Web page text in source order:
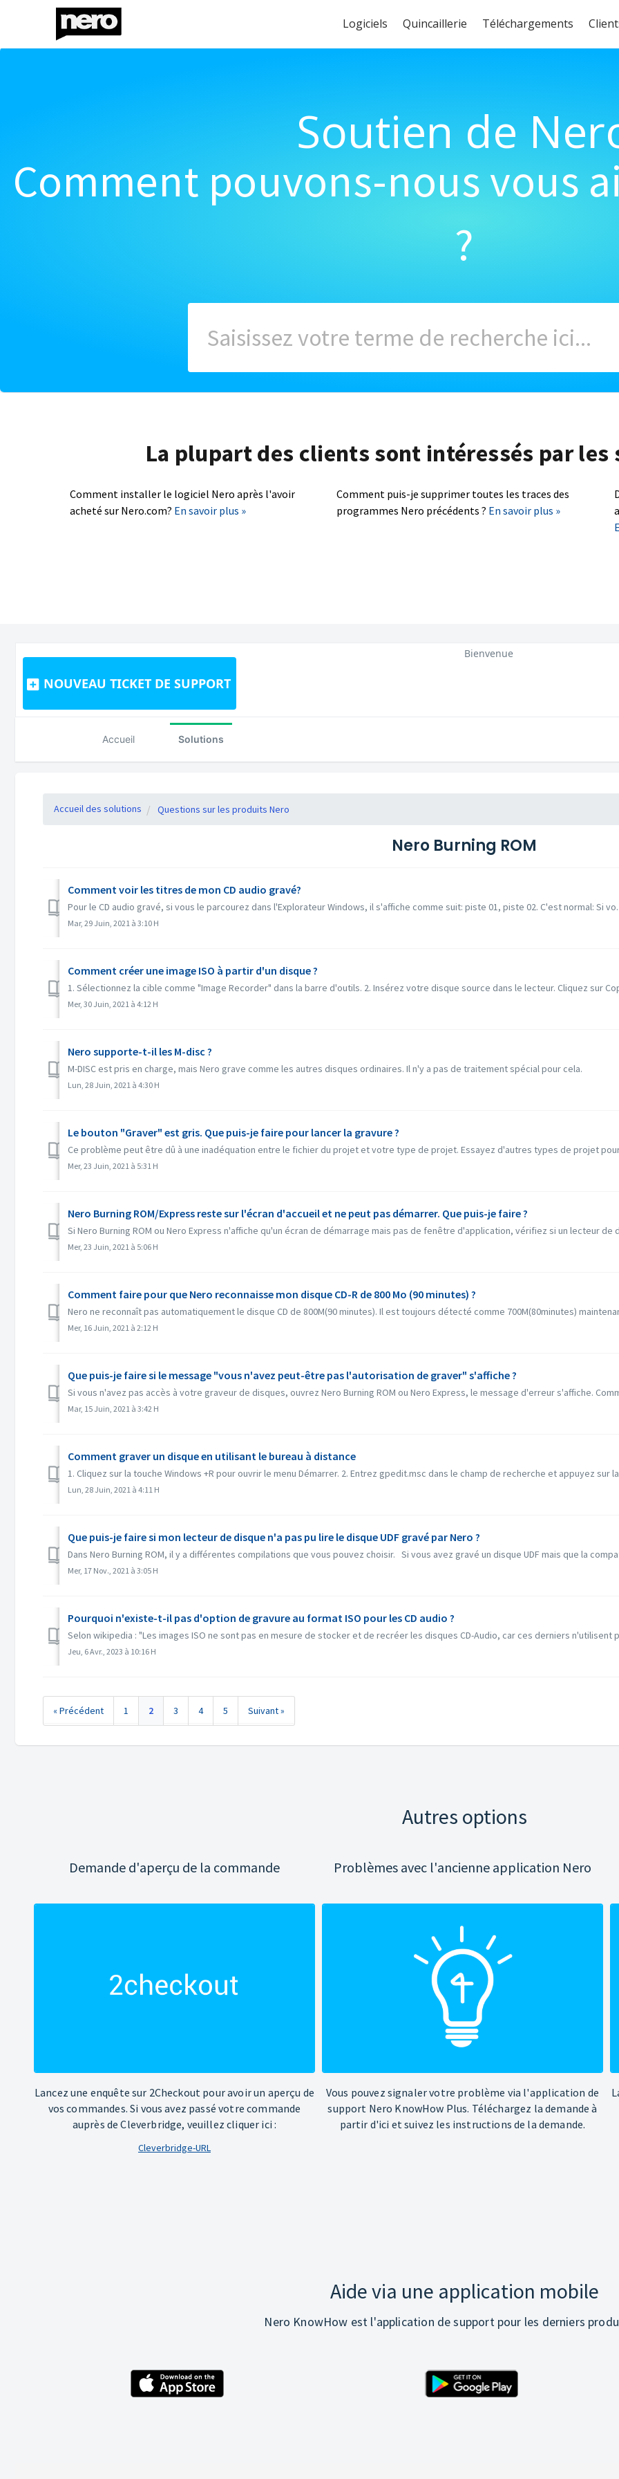
Logiciels Quincaillerie Téléchargements
Soutien de
Comment pouvons-nous vous
?
La plupart des clients sont intéressés par
Comment installer le logiciel Nero après l'avoir
acheté sur Nero.com? En savoir plus »
Comment puis-je supprimer toutes les traces des
programmes Nero précédents ? En savoir plus »
NOUVEAU TICKET DE SUPPORT
Bienvenue
Accueil Solutions
Accueil des solutions Questions sur les produits Nero
Nero Burning ROM
Comment voir les titres de mon CD audio gravé?
Pour le CD audio gravé, si vous le parcourez dans l'Explorateur Windows, il s'affiche comme suit: piste 01, piste 02. C'est normal: Si
Mar, 29 Juin, 2021 à 3:10 H
Comment créer une image ISO à partir d'un disque ?
1. Sélectionnez la cible comme "Image Recorder" dans la barre d'outils. 2. Insérez votre disque source dans le lecteur. Cliquez sur
Mer, 30 Juin, 2021 à 4:12 H
Nero supporte-t-il les M-disc ?
M-DISC est pris en charge, mais Nero grave comme les autres disques ordinaires. Il n'y a pas de traitement spécial pour cela.
Lun, 28 Juin, 2021 à 4:30 H
Le bouton "Graver" est gris. Que puis-je faire pour lancer la gravure ?
Ce problème peut être dû à une inadéquation entre le fichier du projet et votre type de projet. Essayez d'autres types de projet
Mer, 23 Juin, 2021 à 5:31 H
Nero Burning ROM/Express reste sur l'écran d'accueil et ne peut pas démarrer. Que puis-je faire ?
Si Nero Burning ROM ou Nero Express n'affiche qu'un écran de démarrage mais pas de fenêtre d'application, vérifiez si un lecteur de
Mer, 23 Juin, 2021 à 5:06 H
Comment faire pour que Nero reconnaisse mon disque CD-R de 800 Mo (90 minutes) ?
Nero ne reconnaît pas automatiquement le disque CD de 800M(90 minutes). Il est toujours détecté comme 700M(80minutes)
Mer, 16 Juin, 2021 à 2:12 H
Que puis-je faire si le message "vous n'avez peut-être pas l'autorisation de graver" s'affiche ?
Si vous n'avez pas accès à votre graveur de disques, ouvrez Nero Burning ROM ou Nero Express, le message d'erreur s'affiche.
Mar, 15 Juin, 2021 à 3:42 H
Comment graver un disque en utilisant le bureau à distance
1. Cliquez sur la touche Windows +R pour ouvrir le menu Démarrer. 2. Entrez gpedit.msc dans le champ de recherche et appuyez sur
Lun, 28 Juin, 2021 à 4:11 H
Que puis-je faire si mon lecteur de disque n'a pas pu lire le disque UDF gravé par Nero ?
Dans Nero Burning ROM, il y a différentes compilations que vous pouvez choisir. Si vous avez gravé un disque UDF mais que la
Mer, 17 Nov., 2021 à 3:05 H
Pourquoi n'existe-t-il pas d'option de gravure au format ISO pour les CD audio ?
Selon wikipedia : "Les images ISO ne sont pas en mesure de stocker et de recréer les disques CD-Audio, car ces derniers n'utilisent
Jeu, 6 Avr., 2023 à 10:16 H
« Précédent 1 2 3 4 5 Suivant »
Autres options
Demande d'aperçu de la commande
Lancez une enquête sur 2Checkout pour avoir un aperçu de
vos commandes. Si vous avez passé votre commande
auprès de Cleverbridge, veuillez cliquer ici :
Cleverbridge-URL
Problèmes avec l'ancienne application Nero
Vous pouvez signaler votre problème via l'application de
support Nero KnowHow Plus. Téléchargez la demande à
partir d'ici et suivez les instructions de la demande.
Aide via une application mobile
Nero KnowHow est l'application de support pour les derniers